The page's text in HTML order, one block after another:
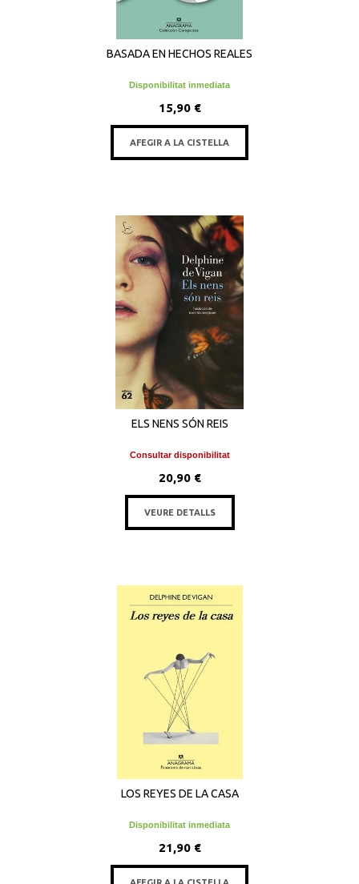
BASADA EN HECHOS REALES
Disponibilitat inmediata
15,90 €
AFEGIR A LA CISTELLA
ELS NENS SÓN REIS
Consultar disponibilitat
20,90 €
VEURE DETALLS
LOS REYES DE LA CASA
Disponibilitat inmediata
21,90 €